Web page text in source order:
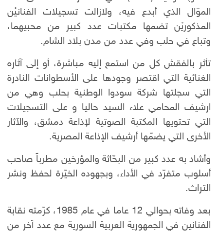
الموّال الذي أبدع فيه، ولازالت تسجيلات الفنانيْن
المذكوريْن تضمها مكتبات عدد كبير من محبيهما،
وتباع في حلب وفي عدد من مدن بلاد الشام.
تأثر بالفقش كل من استمع إليه مباشرة، أو إلى آثاره
الغنائية التي اقتصر وجودها على الأسطوانات النادرة
التي سجلتها شركة سودوا الوطنية بحلب وهي من
ارشيف المحامي علاء السيد حاليا و على التسجيلات
التي تحتويها المكتبة الصوتية لإذاعة دمشق، والآثار
الأخرى التي يضمّها أرشيف الإذاعة المصرية.
وأشاد به عدد كبير من البحّاثة والمؤرخين مطرباً صاحب
أسلوب متفرّد في الأداء، وبجهوده الخيّرة لحفظ ونشر
التراث.
بعد وفاته بحوالي 12 عاما في عام 1985، كرّمته نقابة
الفنانين في الجمهورية العربية السورية مع عدد آخر من